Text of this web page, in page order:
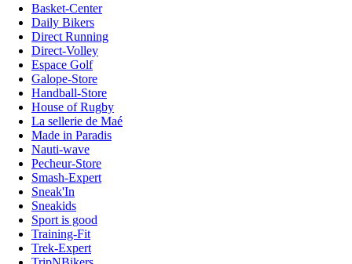
Basket-Center
Daily Bikers
Direct Running
Direct-Volley
Espace Golf
Galope-Store
Handball-Store
House of Rugby
La sellerie de Maé
Made in Paradis
Nauti-wave
Pecheur-Store
Smash-Expert
Sneak'In
Sneakids
Sport is good
Training-Fit
Trek-Expert